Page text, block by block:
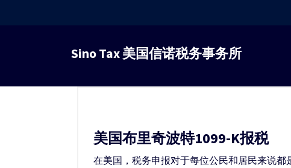
容
Sino Tax 美国信诺税务事务所
美国布里奇波特1099-K报税
在美国，税务申报对于每位公民和居民来说都